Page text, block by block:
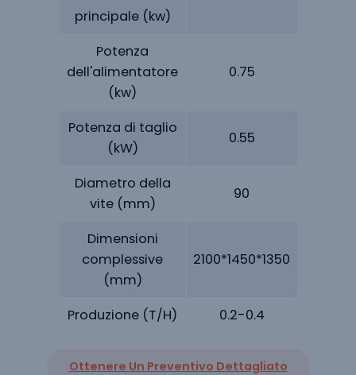
principale (kw)
Potenza
dell'alimentatore
(kw)
0.75
Potenza di taglio
(kW)
0.55
Diametro della
vite (mm)
90
Dimensioni
complessive
(mm)
2100*1450*1350
Produzione (T/H) 0.2-0.4
Ottenere Un Preventivo Dettagliato